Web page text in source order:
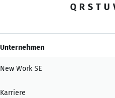
Q R S T U
Unternehmen
New Work SE
Karriere